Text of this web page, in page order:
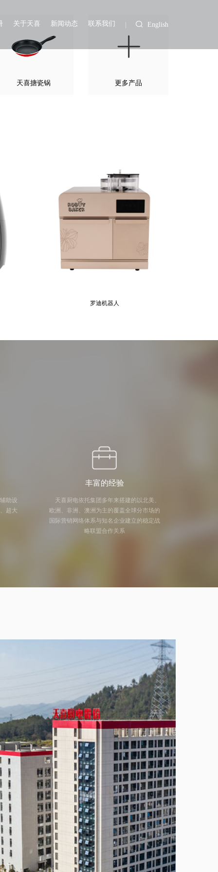
关于天喜 新闻动态 联系我们 English
天喜搪瓷锅 更多产品
罗迪机器人
助设
超大
丰富的经验
天喜厨电依托集团多年来搭建的以北美、
欧洲、非洲、澳洲为主的覆盖全球分市场的
国际营销网络体系与知名企业建立的稳定战
略联盟合作关系